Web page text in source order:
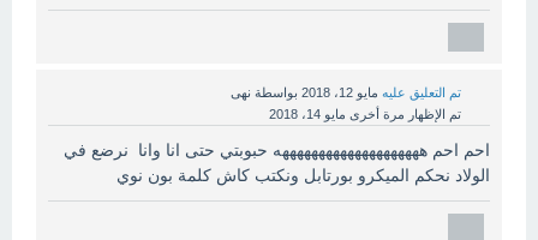
تم التعليق عليه مايو 12، 2018 بواسطة نهى
تم الإظهار مرة أخرى مايو 14، 2018
احم احم ههههههههههههههههههههه حبوبتي حتى انا وانا نرضع في
الولاد نحكم الميكرو بورتابل ونكتب كاش كلمة بون نوي